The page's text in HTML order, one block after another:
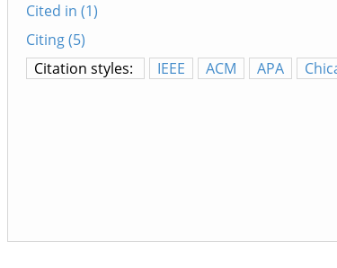
Cited in (1)
Citing (5)
Citation styles:
IEEE ACM APA